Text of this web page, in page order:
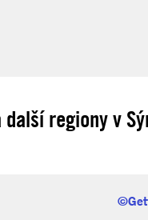
regiony v